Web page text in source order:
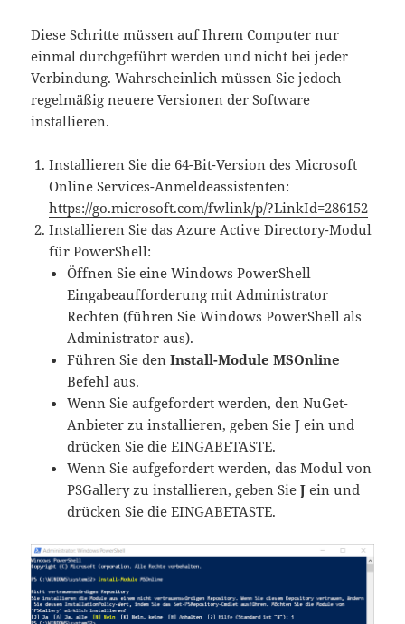
Diese Schritte müssen auf Ihrem Computer nur
einmal durchgeführt werden und nicht bei jeder
Verbindung. Wahrscheinlich müssen Sie jedoch
regelmäßig neuere Versionen der Software
installieren.
Installieren Sie die 64-Bit-Version des Microsoft
Online Services-Anmeldeassistenten:
https://go.microsoft.com/fwlink/p/?LinkId=286152
Installieren Sie das Azure Active Directory-Modul
für PowerShell:
Öffnen Sie eine Windows PowerShell
Eingabeaufforderung mit Administrator
Rechten (führen Sie Windows PowerShell als
Administrator aus).
Führen Sie denInstall-Module MSOnline
Befehl aus.
Wenn Sie aufgefordert werden, den NuGet-
Anbieter zu installieren, geben SieJein und
drücken Sie die EINGABETASTE.
Wenn Sie aufgefordert werden, das Modul von
PSGallery zu installieren, geben SieJ ein und
drücken Sie die EINGABETASTE.